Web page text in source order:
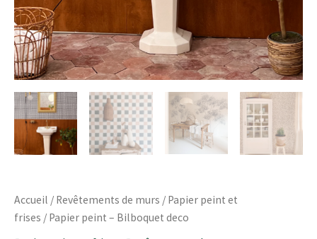
Accueil / Revêtements de murs / Papier peint et
frises / Papier peint – Bilboquet deco